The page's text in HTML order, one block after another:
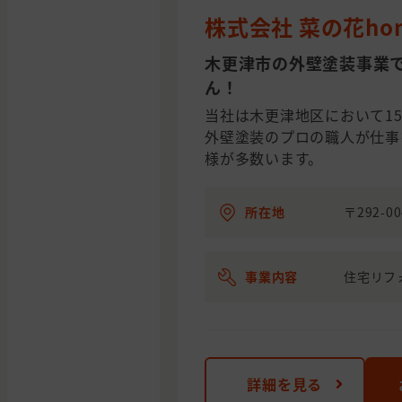
株式会社 菜の花
木更津市の外壁塗装事業
ん！
当社は木更津地区において
外壁塗装のプロの職人が仕
様が多数います。
所在地 〒292-
事業内容 住宅リフ
詳細を見る